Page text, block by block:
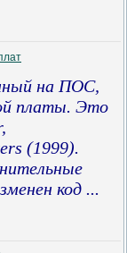
на ПОС,
платы. Это
(1999).
код ...